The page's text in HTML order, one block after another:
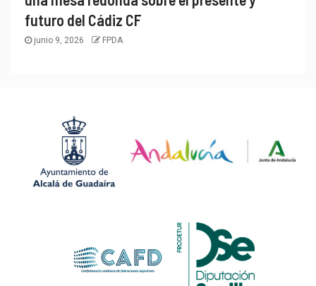
futuro del Cádiz CF
junio 9, 2026 FPDA